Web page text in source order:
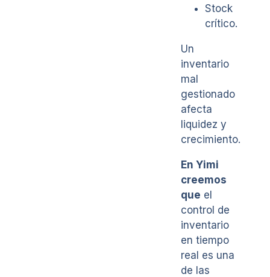
Stock
crítico.
Un
inventario
mal
gestionado
afecta
liquidez y
crecimiento.
En Yimi
creemos
que el
control de
inventario
en tiempo
real es una
de las